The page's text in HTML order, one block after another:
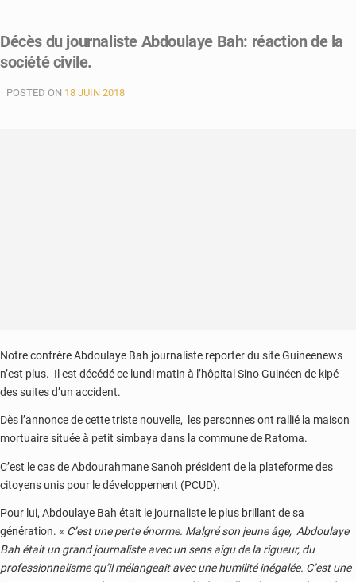
Décès du journaliste Abdoulaye Bah: réaction de la
société civile.
POSTED ON 18 JUIN 2018
Notre confrère Abdoulaye Bah journaliste reporter du site Guineenews
n’est plus. Il est décédé ce lundi matin à l’hôpital Sino Guinéen de kipé
des suites d’un accident.
Dès l’annonce de cette triste nouvelle, les personnes ont rallié la maison
mortuaire située à petit simbaya dans la commune de Ratoma.
C’est le cas de Abdourahmane Sanoh président de la plateforme des
citoyens unis pour le développement (PCUD).
Pour lui, Abdoulaye Bah était le journaliste le plus brillant de sa
génération. « C’est une perte énorme. Malgré son jeune âge, Abdoulaye
Bah était un grand journaliste avec un sens aigu de la rigueur, du
professionnalisme qu’il mélangeait avec une humilité inégalée. C’est une